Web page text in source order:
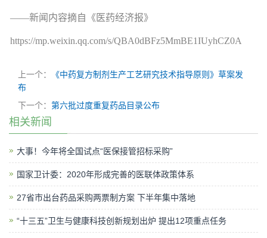
——新闻内容摘自《医药经济报》
https://mp.weixin.qq.com/s/QBA0dBFz5MmBE1IUyhCZ0A
上一个：
《中药复方制剂生产工艺研究技术指导原则》草案发
布
下一个： 第六批过度重复药品目录公布
相关新闻
大事！今年将全国试点“医保接管招标采购”
国家卫计委：2020年形成完善的医联体政策体系
27省市出台药品采购两票制方案 下半年集中落地
“十三五”卫生与健康科技创新规划出炉 提出12项重点任务